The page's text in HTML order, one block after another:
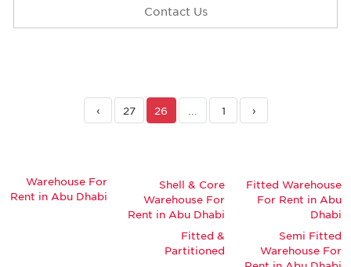
Contact Us
‹
1
26
27
›
Fitted Warehouse
For Rent in Abu
Dhabi
Semi Fitted
Warehouse For
Shell & Core
Warehouse For
Rent in Abu Dhabi
Fitted &
Partitioned
Warehouse For
Rent in Abu Dhabi